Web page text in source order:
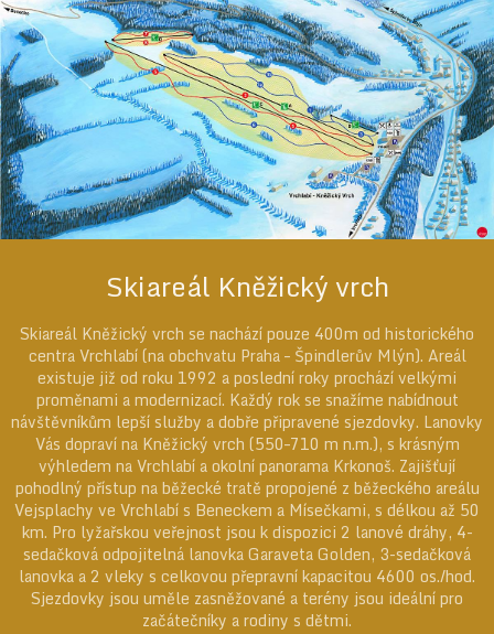
Skiareál Kněžický vrch
Skiareál Kněžický vrch se nachází pouze 400m od historického
centra Vrchlabí (na obchvatu Praha – Špindlerův Mlýn). Areál
existuje již od roku 1992 a poslední roky prochází velkými
proměnami a modernizací. Každý rok se snažíme nabídnout
návštěvníkům lepší služby a dobře připravené sjezdovky. Lanovky
Vás dopraví na Kněžický vrch (550–710 m n.m.), s krásným
výhledem na Vrchlabí a okolní panorama Krkonoš. Zajišťují
pohodlný přístup na běžecké tratě propojené z běžeckého areálu
Vejsplachy ve Vrchlabí s Beneckem a Mísečkami, s délkou až 50
km. Pro lyžařskou veřejnost jsou k dispozici 2 lanové dráhy, 4-
sedačková odpojitelná lanovka Garaveta Golden, 3-sedačková
lanovka a 2 vleky s celkovou přepravní kapacitou 4600 os./hod.
Sjezdovky jsou uměle zasněžované a terény jsou ideální pro
začátečníky a rodiny s dětmi.